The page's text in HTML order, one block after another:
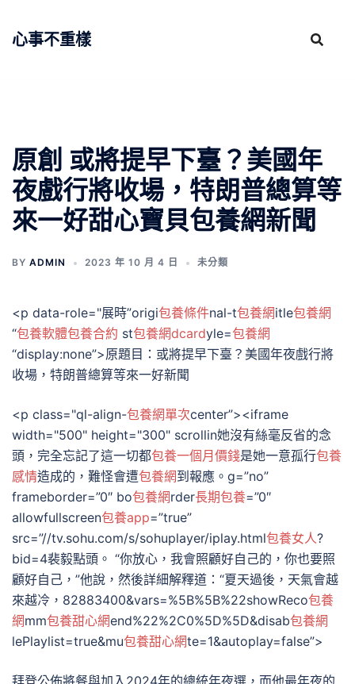
心事不重樣
原創 或將提早下臺？美國年
夜戲行將收場，特朗普總算等
來一好甜心寶貝包養網新聞
BY ADMIN 2023 年 10 月 4 日 未分類
<p data-role="展時”origi包養條件nal-t包養網itle包養網
“包養軟體包養合約 st包養網dcardyle=包養網
“display:none”>原題目：或將提早下臺？美國年夜戲行將
收場，特朗普總算等來一好新聞
<p class="ql-align-包養網單次center”><iframe
width="500" height="300" scrollin她沒有絲毫反省的念
頭，完全忘記了這一切都包養一個月價錢是她一意孤行包養
感情造成的，難怪會遭包養網到報應。g=”no”
frameborder=”0″ bo包養網rder長期包養=”0″
allowfullscreen包養app=”true”
src=”//tv.sohu.com/s/sohuplayer/iplay.html包養女人?
bid=4裴毅點頭。 “你放心，我會照顧好自己的，你也要照
顧好自己，”他說，然後詳細解釋道：“夏天過後，天氣會越
來越冷，82883400&vars=%5B%5B%22showReco包養
網mm包養甜心網end%22%2C0%5D%5D&disab包養網
lePlaylist=true&mu包養甜心網te=1&autoplay=false”>
拜登公佈將餐與加入2024年的總統年夜選，而他最年夜的